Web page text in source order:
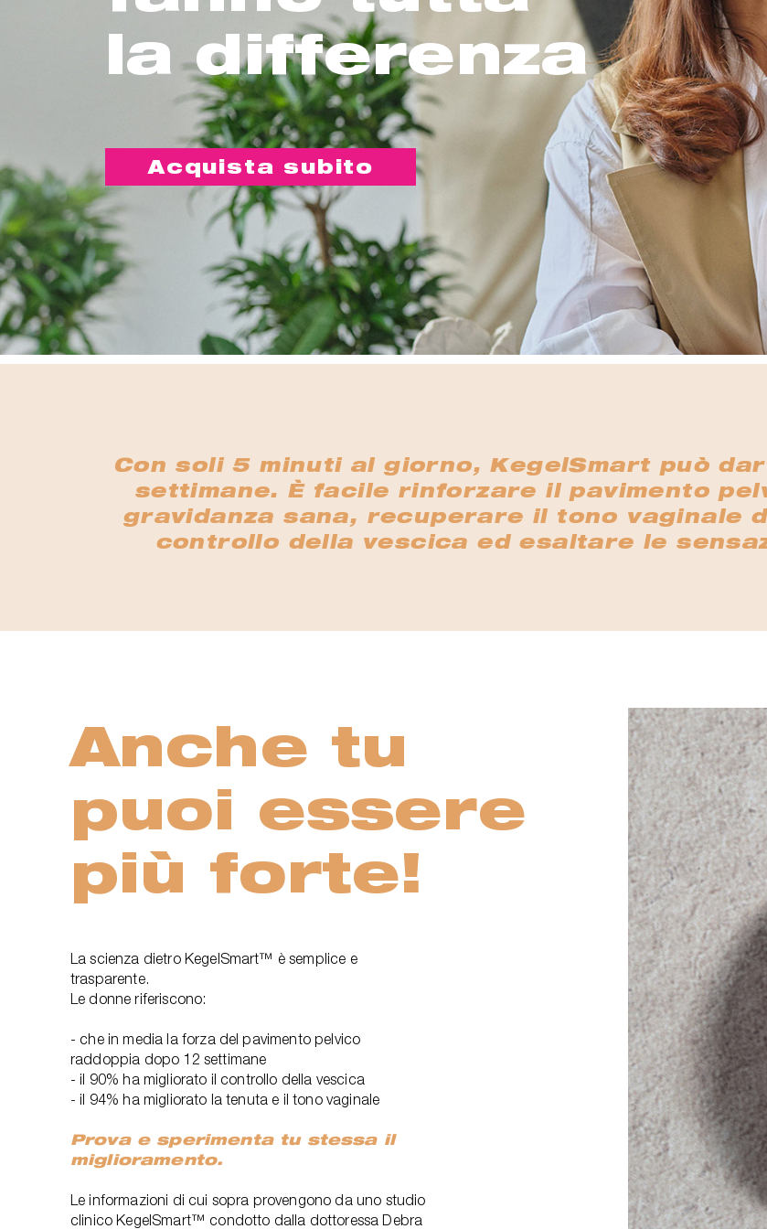
la differenza
Acquista subito
Con soli 5 minuti al giorno, KegelSmart può
settimane. È facile rinforzare il pavimento
gravidanza sana, recuperare il tono vaginale
controllo della vescica ed esaltare le
Anche tu
puoi essere
più forte!
La scienza dietro KegelSmart™ è semplice e
trasparente.
Le donne riferiscono:
- che in media la forza del pavimento pelvico
raddoppia dopo 12 settimane
- il 90% ha migliorato il controllo della vescica
- il 94% ha migliorato la tenuta e il tono vaginale
Prova e sperimenta tu stessa il
miglioramento.
Le informazioni di cui sopra provengono da uno studio
clinico KegelSmart™ condotto dalla dottoressa Debra